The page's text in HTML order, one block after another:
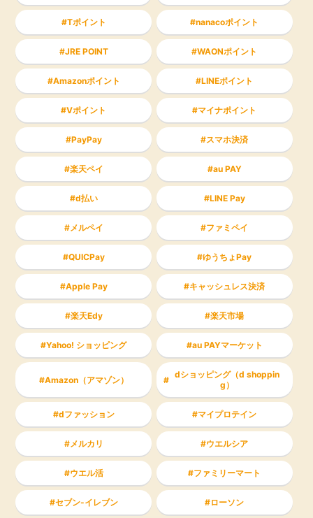
Tポイント nanacoポイント
JRE POINT WAONポイント
Amazonポイント LINEポイント
Vポイント マイナポイント
PayPay スマホ決済
楽天ペイ au PAY
d払い LINE Pay
メルペイ ファミペイ
QUICPay ゆうちょPay
Apple Pay キャッシュレス決済
楽天Edy 楽天市場
Yahoo! ショッピング au PAYマーケット
Amazon（アマゾン）
dショッピング（d shoppin
g）
dファッション マイプロテイン
メルカリ ウエルシア
ウエル活 ファミリーマート
セブン-イレブン ローソン